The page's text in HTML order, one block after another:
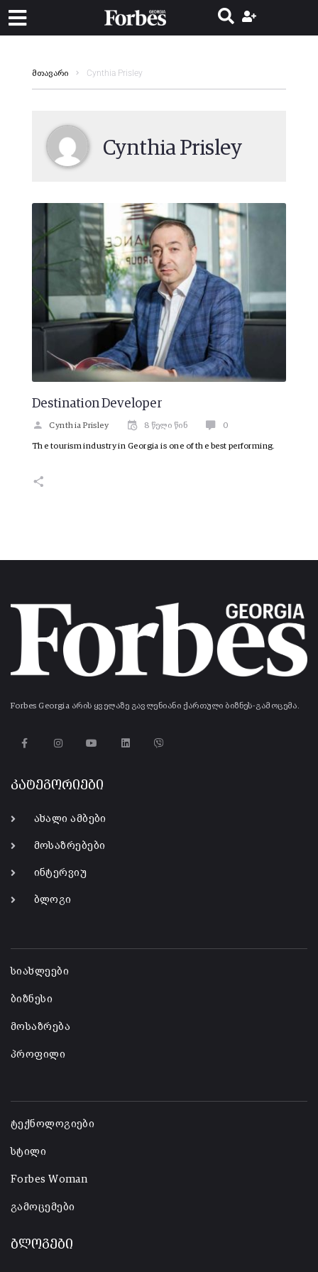
მთავარი Cynthia Prisley
Cynthia Prisley
Destination Developer
Cynthia Prisley 8 წელი წინ 0
The tourism industry in Georgia is one of the best performing.
Forbes Georgia არის ყველაზე გავლენიანი ქართული ბიზნეს-გამოცემა.
კატეგორიები
ახალი ამბები
მოსაზრებები
ინტერვიუ
ბლოგი
სიახლეები
ბიზნესი
მოსაზრება
პროფილი
ტექნოლოგიები
სტილი
Forbes Woman
გამოცემები
ბლოგები